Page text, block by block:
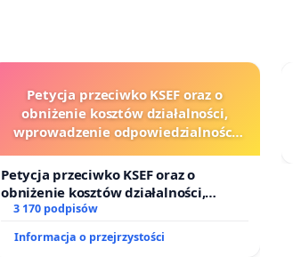
Petycja przeciwko KSEF oraz o
obniżenie kosztów działalności,
wprowadzenie odpowiedzialności
sędziów
Petycja przeciwko KSEF oraz o
obniżenie kosztów działalności,
wprowadzenie odpowiedzialności
sędziów
3 170 podpisów
Informacja o przejrzystości